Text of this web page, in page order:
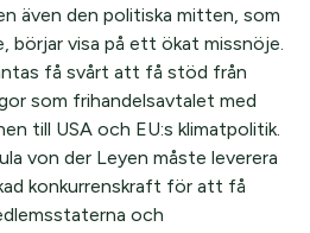
även den politiska mitten, som
visa på ett ökat missnöje.
få svårt att få stöd från
som frihandelsavtalet med
till USA och EU:s klimatpolitik.
von der Leyen måste leverera
konkurrenskraft för att få
och